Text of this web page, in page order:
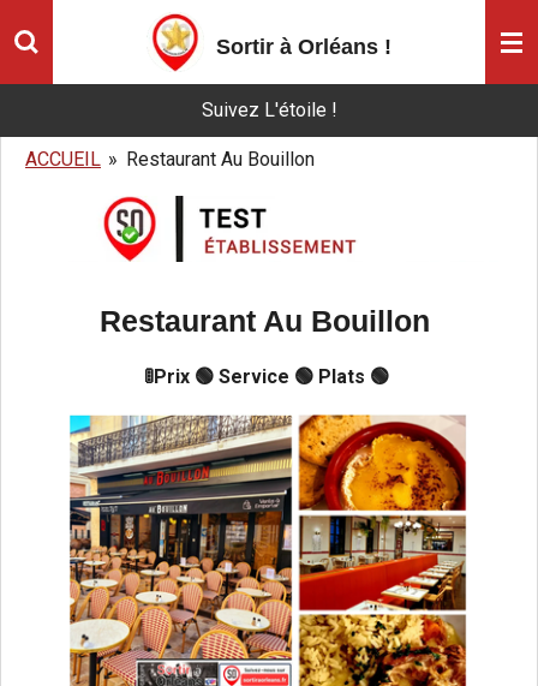
Passer
Sortir à Orléans !
Suivez L'étoile !
ACCUEIL » Restaurant Au Bouillon
Restaurant Au Bouillon
🚦Prix 🟢 Service 🟢 Plats 🟢